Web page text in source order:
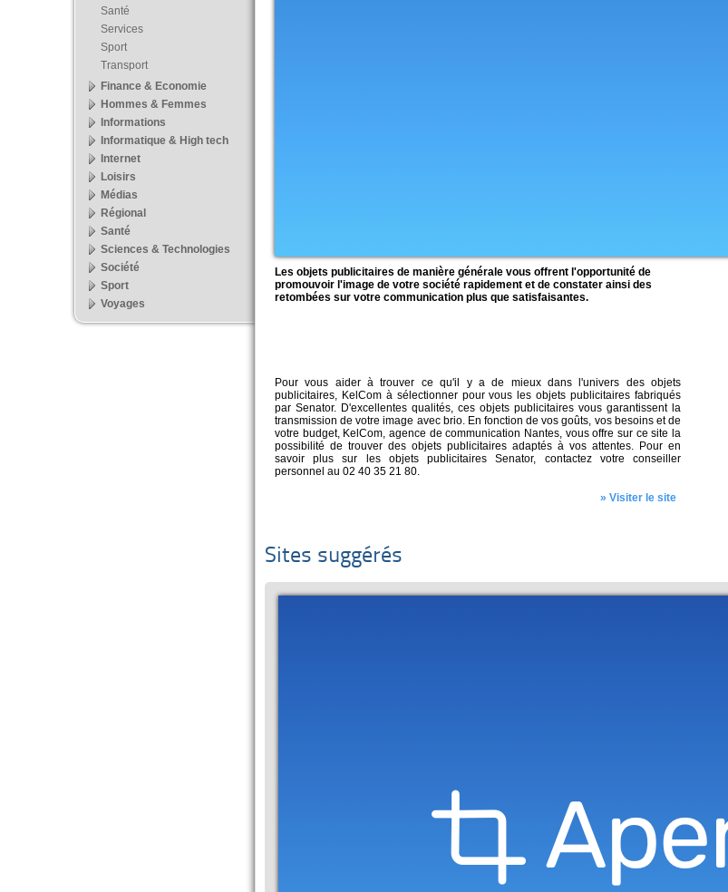
Les objets publicitaires de manière générale vous offrent l'opportunité de
promouvoir l'image de votre société rapidement et de constater ainsi des
retombées sur votre communication plus que satisfaisantes.
Pour vous aider à trouver ce qu'il y a de mieux dans l'univers des objets
publicitaires, KelCom à sélectionner pour vous les objets publicitaires fabriqués
par Senator. D'excellentes qualités, ces objets publicitaires vous garantissent la
transmission de votre image avec brio. En fonction de vos goûts, vos besoins et de
votre budget, KelCom, agence de communication Nantes, vous offre sur ce site la
possibilité de trouver des objets publicitaires adaptés à vos attentes. Pour en
savoir plus sur les objets publicitaires Senator, contactez votre conseiller
personnel au 02 40 35 21 80.
» Visiter le site
Sites suggérés
Santé
Services
Sport
Transport
Finance & Economie
Hommes & Femmes
Informations
Informatique & High tech
Internet
Loisirs
Médias
Régional
Santé
Sciences & Technologies
Société
Sport
Voyages